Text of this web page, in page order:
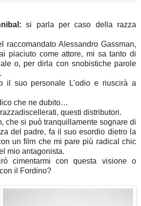
si parla per caso della razza
raccomandato Alessandro Gassman,
piaciuto come attore, mi sa tanto di
o, per dirla con snobistiche parole
il suo personale L’odio e riuscirà a
che ne dubito…
razzadiscellerati, questi distributori.
che si può tranquillamente sognare di
del padre, fa il suo esordio dietro la
un film che mi pare più radical chic
mio antagonista.
cimentarmi con questa visione o
il Fordino?